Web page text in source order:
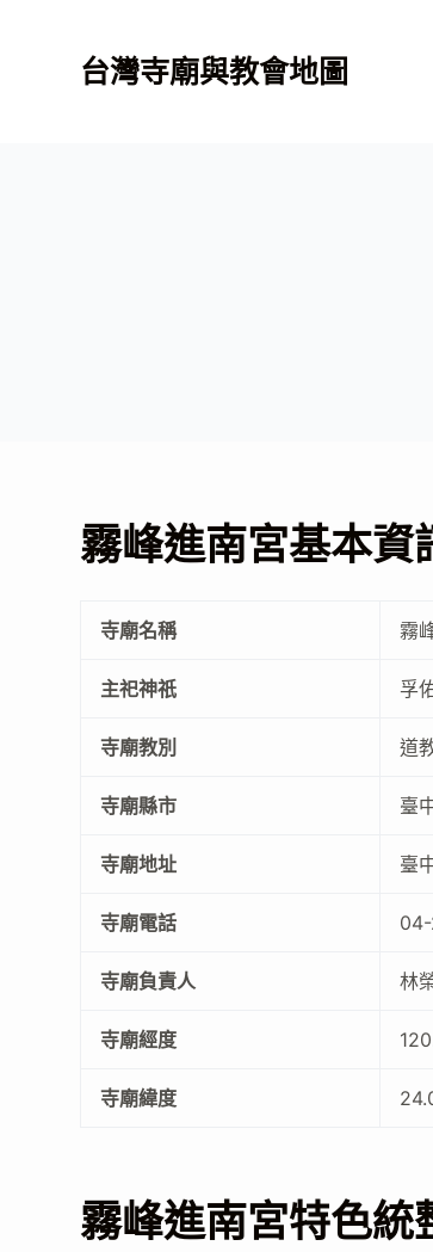
台灣寺廟與教會地圖
霧峰進南宮基本資
寺廟名稱 霧
主祀神祇 孚
寺廟教別 道
寺廟縣市 臺
寺廟地址 臺
寺廟電話
寺廟負責人 林
寺廟經度
寺廟緯度
霧峰進南宮特色統